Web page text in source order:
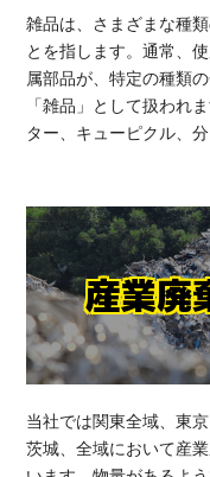
雑品は、さまざまな種
とを指します。通常、
属部品が、特定の種類
「雑品」として扱われ
ター、キューピクル、
産業廃
当社では関東全域、東
茨城、全域において産